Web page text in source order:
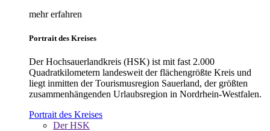
mehr erfahren
Portrait des Kreises
Der Hochsauerlandkreis (HSK) ist mit fast 2.000
Quadratkilometern landesweit der flächengrößte Kreis und
liegt inmitten der Tourismusregion Sauerland, der größten
zusammenhängenden Urlaubsregion in Nordrhein-Westfalen.
Portrait des Kreises
Der HSK